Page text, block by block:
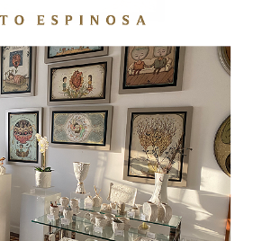
LA AMISTAD